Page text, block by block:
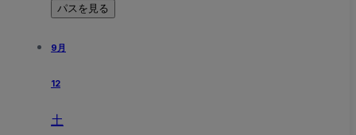
パスを見る
9月
12
土